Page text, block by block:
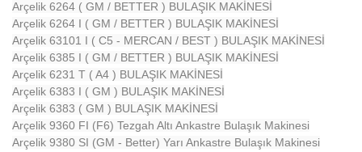
Arçelik 6264 ( GM / BETTER ) BULAŞIK MAKİNESİ
Arçelik 6264 I ( GM / BETTER ) BULAŞIK MAKİNESİ
Arçelik 63101 I ( C5 - MERCAN / BEST ) BULAŞIK MAKİNESİ
Arçelik 6385 I ( GM / BETTER ) BULAŞIK MAKİNESİ
Arçelik 6231 T ( A4 ) BULAŞIK MAKİNESİ
Arçelik 6383 I ( GM ) BULAŞIK MAKİNESİ
Arçelik 6383 ( GM ) BULAŞIK MAKİNESİ
Arçelik 9360 FI (F6) Tezgah Altı Ankastre Bulaşık Makinesi
Arçelik 9380 SI (GM - Better) Yarı Ankastre Bulaşık Makinesi